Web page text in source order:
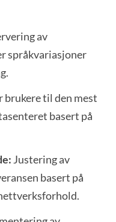
av
språkvariasjoner
brukere til den mest
basert på
Justering av
basert på